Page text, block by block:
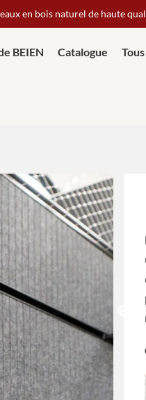
en bois naturel de haute
BEIEN Catalogue